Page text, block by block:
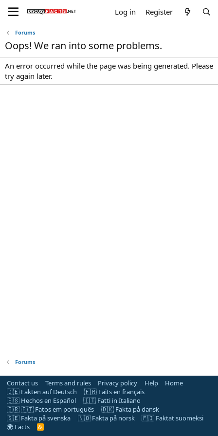
Log in Register
Forums
Oops! We ran into some problems.
An error occurred while the page was being generated. Please
try again later.
Forums
Contact us Terms and rules Privacy policy Help
Home
🇩🇪 Fakten auf Deutsch
🇫🇷 Faits en français
🇪🇸 Hechos en Español
🇮🇹 Fatti in Italiano
🇧🇷 🇵🇹 Fatos em português
🇩🇰 Fakta på dansk
🇸🇪 Fakta på svenska
🇳🇴 Fakta på norsk
🇫🇮 Faktat suomeksi
🌍 Facts
R